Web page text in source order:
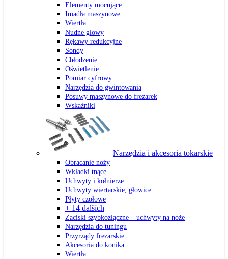
Elementy mocujące
Imadła maszynowe
Wiertła
Nudne głowy
Rękawy redukcyjne
Sondy
Chłodzenie
Oświetlenie
Pomiar cyfrowy
Narzędzia do gwintowania
Posuwy maszynowe do frezarek
Wskaźniki
Narzędzia i akcesoria tokarskie
Obracanie noży
Wkładki tnące
Uchwyty i kołnierze
Uchwyty wiertarskie, głowice
Płyty czołowe
+ 14 dalších
Zaciski szybkozłączne – uchwyty na noże
Narzędzia do tuningu
Przyrządy frezarskie
Akcesoria do konika
Wiertła